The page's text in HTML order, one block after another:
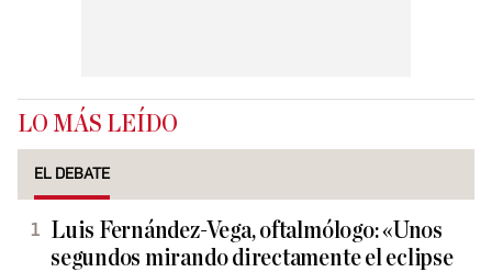
LO MÁS LEÍDO
EL DEBATE
Luis Fernández-Vega, oftalmólogo: «Unos
segundos mirando directamente el eclipse